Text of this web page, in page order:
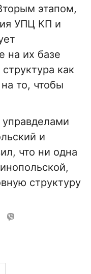
этапом,
УПЦ КП и
на их базе
как
то, чтобы
и
что ни одна
структуру